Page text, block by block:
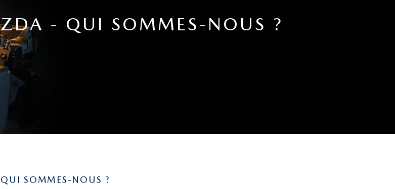
- QUI SOMMES-NOUS ?
QUI SOMMES-NOUS ?